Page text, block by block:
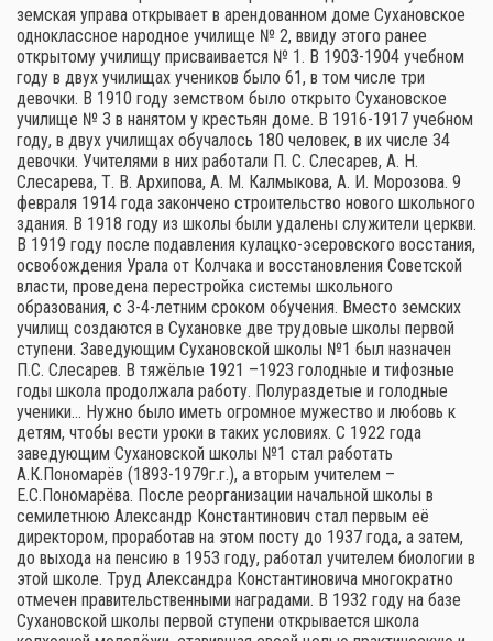
земская управа открывает в арендованном доме Сухановское
одноклассное народное училище № 2, ввиду этого ранее
открытому училищу присваивается № 1. В 1903-1904 учебном
году в двух училищах учеников было 61, в том числе три
девочки. В 1910 году земством было открыто Сухановское
училище № 3 в нанятом у крестьян доме. В 1916-1917 учебном
году, в двух училищах обучалось 180 человек, в их числе 34
девочки. Учителями в них работали П. С. Слесарев, А. Н.
Слесарева, Т. В. Архипова, А. М. Калмыкова, А. И. Морозова. 9
февраля 1914 года закончено строительство нового школьного
здания. В 1918 году из школы были удалены служители церкви.
В 1919 году после подавления кулацко-эсеровского восстания,
освобождения Урала от Колчака и восстановления Советской
власти, проведена перестройка системы школьного
образования, с 3-4-летним сроком обучения. Вместо земских
училищ создаются в Сухановке две трудовые школы первой
ступени. Заведующим Сухановской школы №1 был назначен
П.С. Слесарев. В тяжёлые 1921 –1923 голодные и тифозные
годы школа продолжала работу. Полураздетые и голодные
ученики… Нужно было иметь огромное мужество и любовь к
детям, чтобы вести уроки в таких условиях. С 1922 года
заведующим Сухановской школы №1 стал работать
А.К.Пономарёв (1893-1979г.г.), а вторым учителем –
Е.С.Пономарёва. После реорганизации начальной школы в
семилетнюю Александр Константинович стал первым её
директором, проработав на этом посту до 1937 года, а затем,
до выхода на пенсию в 1953 году, работал учителем биологии в
этой школе. Труд Александра Константиновича многократно
отмечен правительственными наградами. В 1932 году на базе
Сухановской школы первой ступени открывается школа